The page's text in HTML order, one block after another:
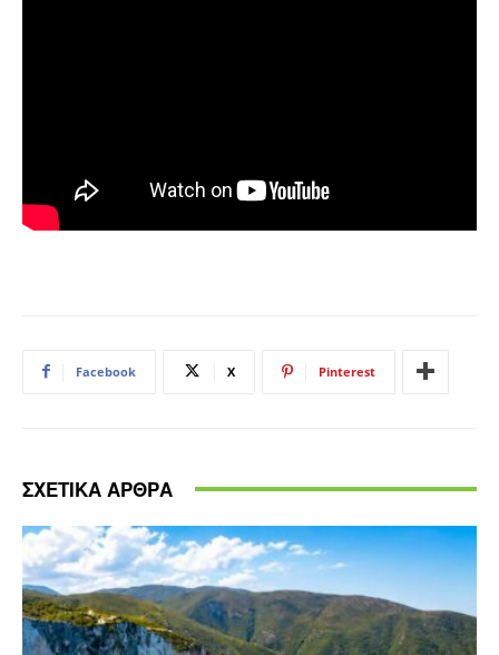
Facebook X Pinterest
ΣΧΕΤΙΚΑ ΑΡΘΡΑ